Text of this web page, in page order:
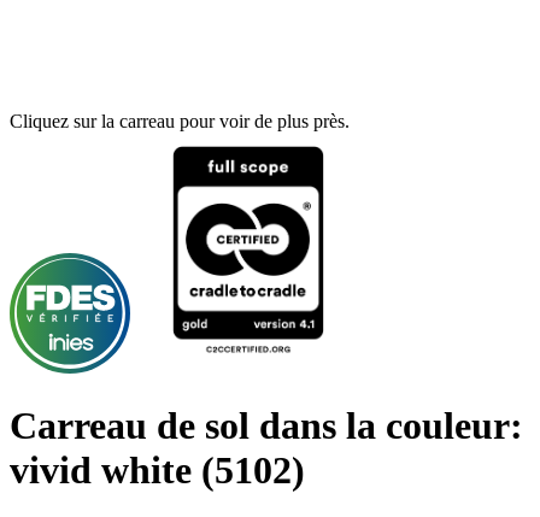
Cliquez sur la carreau pour voir de plus près.
Carreau de sol dans la couleur:
vivid white (5102)